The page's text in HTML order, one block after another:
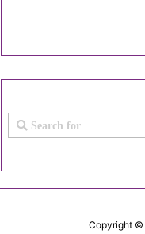
Copyright ©